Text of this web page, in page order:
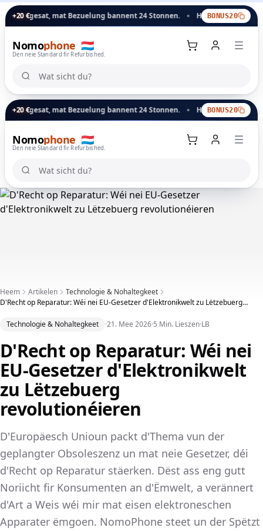
+20 €
mat Bezuelung bannent 24 Stonnen. Händlerbonus: dëse Code gëtt
BONUS20
Nomophone
Den neie Standard fir Refurbished.
🇱🇺
Wat sicht du?
Wat sicht du?
+20 €
mat Bezuelung bannent 24 Stonnen. Händlerbonus: dëse Code gëtt
BONUS20
Nomophone
Den neie Standard fir Refurbished.
🇱🇺
Akafs-Kuerf
Wat sicht du?
Wat sicht du?
Heem Artikelen
Technologie & Nohaltegkeet
D'Recht op Reparatur: Wéi nei EU-Gesetzer d'Elektronikwelt zu Lëtzebuerg
Technologie & Nohaltegkeet
·21. Mee 2026·5 Min. Lieszen·LB
D'Recht op Reparatur: Wéi nei
EU-Gesetzer d'Elektronikwelt
zu Lëtzebuerg
revolutionéieren
D'Europäesch Unioun packt d'Thema vun der
geplangter Obsoleszenz un mat neie Gesetzer, déi
d'Recht op Reparatur stäerken. Dëst ass eng gutt
Noriicht fir Konsumenten an d'Ëmwelt, a verännert
d'Art a Weis wéi mir mat eisen elektroneschen
Apparater ëmgoen. NomoPhone steet un der Spëtzt